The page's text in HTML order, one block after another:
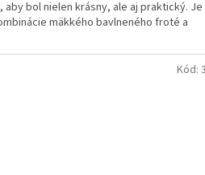
aby bol nielen krásny, ale aj praktický. Je
mäkkého bavlneného froté a
Kód: